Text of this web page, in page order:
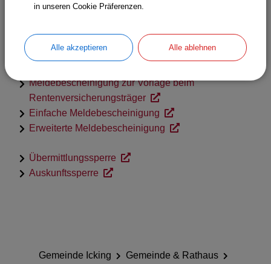
Daten
Antrag auf Führungszeugnis
Antrag auf Meldebescheinigung
Meldebescheinigung zur Vorlage beim
Rentenversicherungsträger
Einfache Meldebescheinigung
Erweiterte Meldebescheinigung
Übermittlungssperre
Auskunftssperre
Gemeinde Icking
Gemeinde & Rathaus
in unseren Cookie Präferenzen.
Alle akzeptieren Alle ablehnen